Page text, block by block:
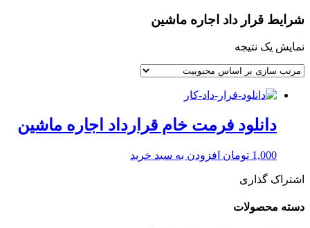
شرایط قرار داد اجاره ماشین
نمایش یک نتیجه
دانلود فرمت خام قرارداد اجاره ماشین
1,000 تومان افزودن به سبد خرید
اشتراک گذاری
دسته محصولات